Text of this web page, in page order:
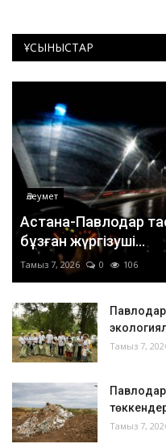
ҰСЫНЫСТАР
Әлеумет
Астана-Павлодар
бұзған жүргізуші...
Тамыз 7, 2026 0 106
Тамыз 7,
Тамыз 7,